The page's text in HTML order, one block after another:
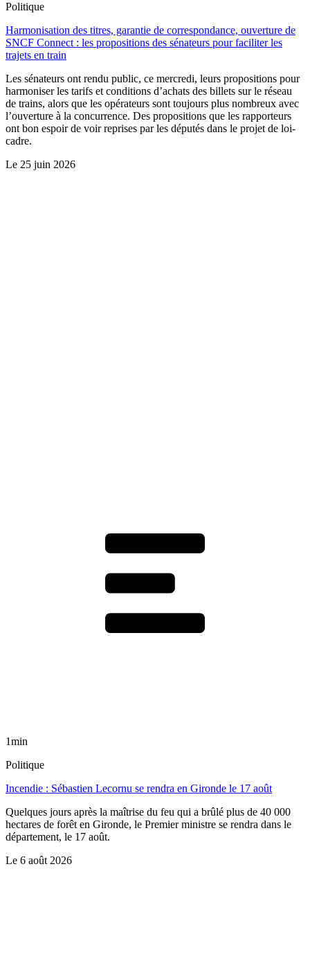
Politique
Harmonisation des titres, garantie de correspondance, ouverture de
SNCF Connect : les propositions des sénateurs pour faciliter les
trajets en train
Les sénateurs ont rendu public, ce mercredi, leurs propositions pour
harmoniser les tarifs et conditions d’achats des billets sur le réseau
de trains, alors que les opérateurs sont toujours plus nombreux avec
l’ouverture à la concurrence. Des propositions que les rapporteurs
ont bon espoir de voir reprises par les députés dans le projet de loi-
cadre.
Le 25 juin 2026
1min
Politique
Incendie : Sébastien Lecornu se rendra en Gironde le 17 août
Quelques jours après la maîtrise du feu qui a brûlé plus de 40 000
hectares de forêt en Gironde, le Premier ministre se rendra dans le
département, le 17 août.
Le 6 août 2026